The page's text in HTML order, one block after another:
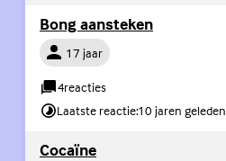
Bong aansteken
Persoon17 jaar
4reacties
Laatste reactie:10 jaren geleden
Cocaïne